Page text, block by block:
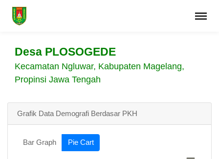
Desa PLOSOGEDE
Kecamatan Ngluwar, Kabupaten Magelang,
Propinsi Jawa Tengah
Grafik Data Demografi Berdasar PKH
Bar Graph Pie Cart